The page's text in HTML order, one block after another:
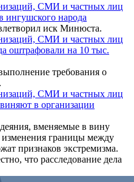
СМИ и частных лиц
ингушского народа
иск Минюста.
СМИ и частных лиц
оштрафовали на 10 тыс.
требования о
СМИ и частных лиц
в организации
вменяемые в вину
изменения границы между
признаков экстремизма.
что расследование дела